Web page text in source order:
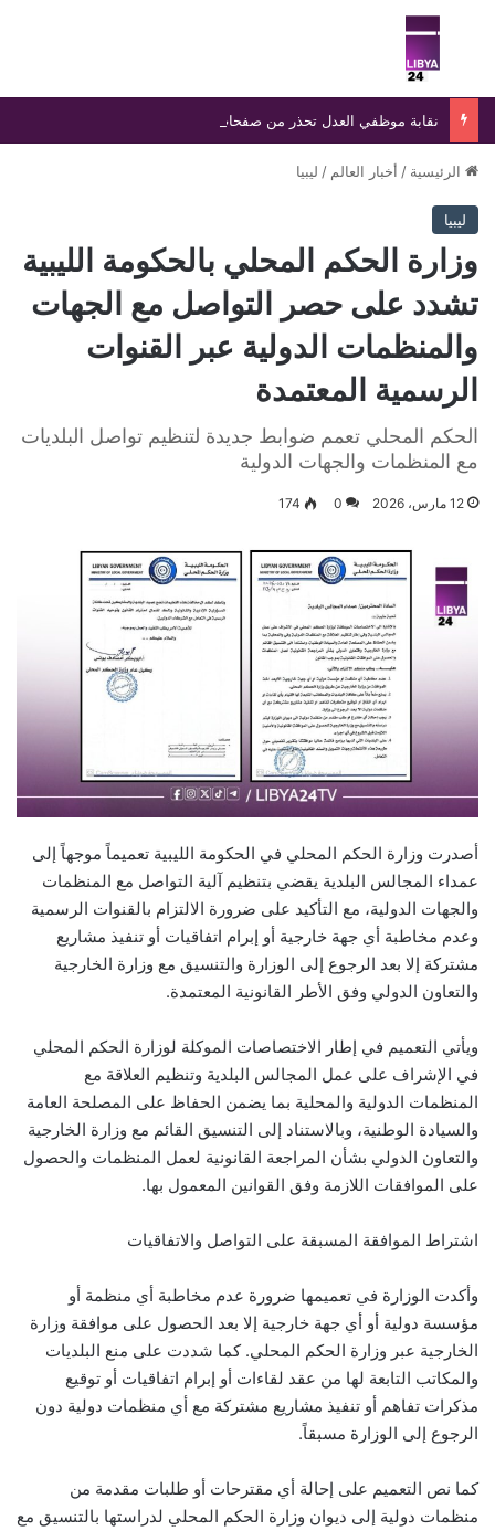
بحث عن
الرئيسية / أخبار العالم / ليبيا
ليبيا
وزارة الحكم المحلي بالحكومة الليبية
تشدد على حصر التواصل مع الجهات
والمنظمات الدولية عبر القنوات
الرسمية المعتمدة
الحكم المحلي تعمم ضوابط جديدة لتنظيم تواصل البلديات
مع المنظمات والجهات الدولية
12 مارس، 2026 0
174
أصدرت وزارة الحكم المحلي في الحكومة الليبية تعميماً موجهاً إلى
عمداء المجالس البلدية يقضي بتنظيم آلية التواصل مع المنظمات
والجهات الدولية، مع التأكيد على ضرورة الالتزام بالقنوات الرسمية
وعدم مخاطبة أي جهة خارجية أو إبرام اتفاقيات أو تنفيذ مشاريع
مشتركة إلا بعد الرجوع إلى الوزارة والتنسيق مع وزارة الخارجية
والتعاون الدولي وفق الأطر القانونية المعتمدة.
ويأتي التعميم في إطار الاختصاصات الموكلة لوزارة الحكم المحلي
في الإشراف على عمل المجالس البلدية وتنظيم العلاقة مع
المنظمات الدولية والمحلية بما يضمن الحفاظ على المصلحة العامة
والسيادة الوطنية، وبالاستناد إلى التنسيق القائم مع وزارة الخارجية
والتعاون الدولي بشأن المراجعة القانونية لعمل المنظمات والحصول
على الموافقات اللازمة وفق القوانين المعمول بها.
اشتراط الموافقة المسبقة على التواصل والاتفاقيات
وأكدت الوزارة في تعميمها ضرورة عدم مخاطبة أي منظمة أو
مؤسسة دولية أو أي جهة خارجية إلا بعد الحصول على موافقة وزارة
الخارجية عبر وزارة الحكم المحلي. كما شددت على منع البلديات
والمكاتب التابعة لها من عقد لقاءات أو إبرام اتفاقيات أو توقيع
مذكرات تفاهم أو تنفيذ مشاريع مشتركة مع أي منظمات دولية دون
الرجوع إلى الوزارة مسبقاً.
كما نص التعميم على إحالة أي مقترحات أو طلبات مقدمة من
منظمات دولية إلى ديوان وزارة الحكم المحلي لدراستها بالتنسيق مع